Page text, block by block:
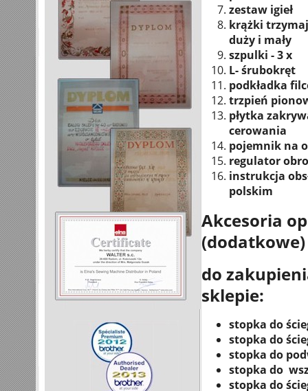
zestaw igieł
krążki
duży i mały
szpulki - 3 x
L- śrubokręt
podkładka
trzpień
płytka
cerowania
pojemnik na
regulator
instrukcja
polskim
Akcesoria
(dodatkowe)
do
sklepie:
stopka do
stopka do
stopka do
stopka do
stopka do